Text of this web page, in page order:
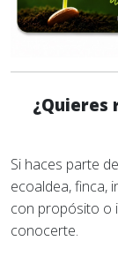
¿Quieres
Si haces parte
ecoaldea, finca,
con propósito o
conocerte.